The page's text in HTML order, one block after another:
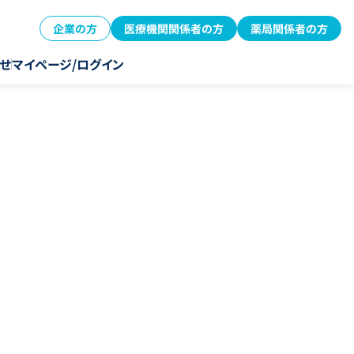
企業の方 医療機関関係者の方 薬局関係者の方
マイページ/ログイン